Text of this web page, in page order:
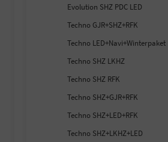
Evolution SHZ PDC LED
Techno GJR+SHZ+RFK
Techno LED+Navi+Winterpaket
Techno SHZ LKHZ
Techno SHZ RFK
Techno SHZ+GJR+RFK
Techno SHZ+LED+RFK
Techno SHZ+LKHZ+LED